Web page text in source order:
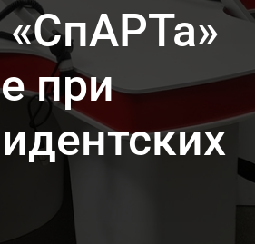
«СпАРТа»
при